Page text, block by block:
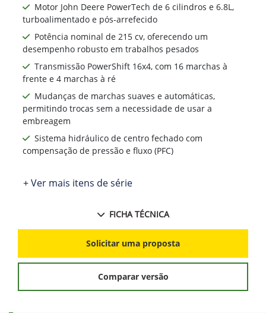
Motor John Deere PowerTech de 6 cilindros e 6.8L,
turboalimentado e pós-arrefecido
Potência nominal de 215 cv, oferecendo um
desempenho robusto em trabalhos pesados
Transmissão PowerShift 16x4, com 16 marchas à
frente e 4 marchas à ré
Mudanças de marchas suaves e automáticas,
permitindo trocas sem a necessidade de usar a
embreagem
Sistema hidráulico de centro fechado com
compensação de pressão e fluxo (PFC)
+ Ver mais itens de série
FICHA TÉCNICA
Solicitar uma proposta
Comparar versão